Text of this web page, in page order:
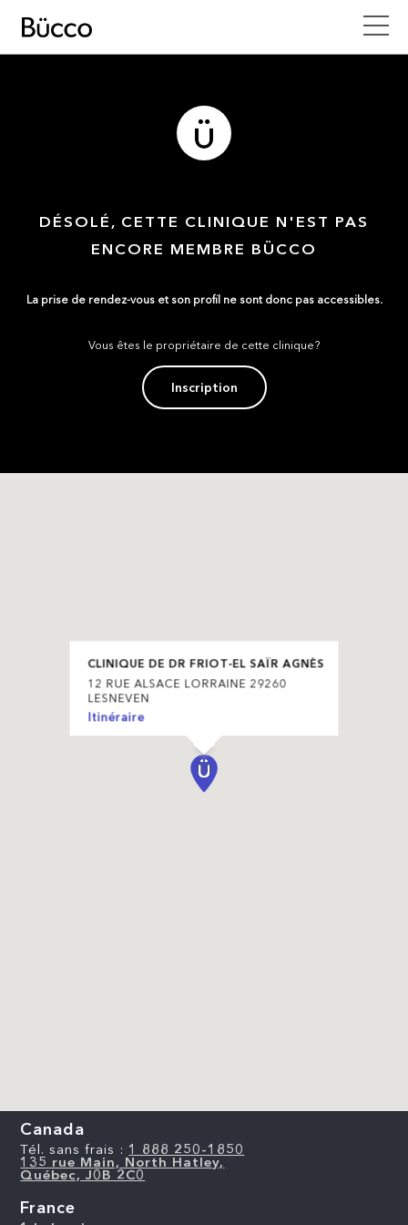
DÉSOLÉ, CETTE CLINIQUE N'EST PAS
ENCORE MEMBRE BÜCCO
La prise de rendez-vous et son profil ne sont donc pas accessibles.
Vous êtes le propriétaire de cette clinique?
Inscription
CLINIQUE DE DR FRIOT-EL SAÏR AGNÈS
12 RUE ALSACE LORRAINE 29260
LESNEVEN
Itinéraire
Canada
Tél. sans frais : 1 888 250-1850
135 rue Main, North Hatley,
Québec, J0B 2C0
France